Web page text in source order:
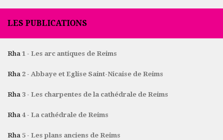
LES PUBLICATIONS
Rha 1 - Les arc antiques de Reims
Rha 2 - Abbaye et Eglise Saint-Nicaise de Reims
Rha 3 - Les charpentes de la cathédrale de Reims
Rha 4 - La cathédrale de Reims
Rha 5 - Les plans anciens de Reims